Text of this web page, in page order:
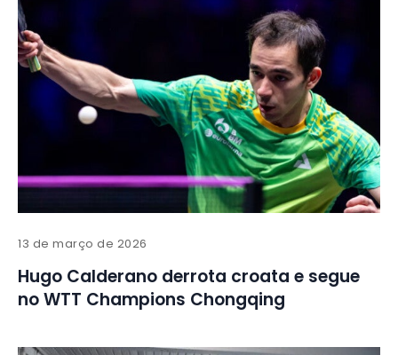
13 de março de 2026
Hugo Calderano derrota croata e segue
no WTT Champions Chongqing